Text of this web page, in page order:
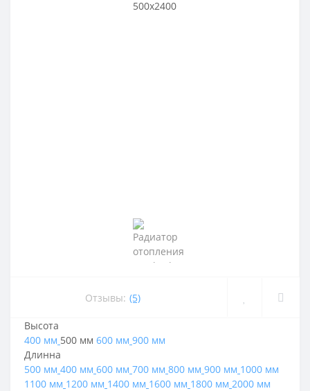
Отзывы: (5)
Высота
400 мм 500 мм 600 мм 900 мм
Длинна
500 мм 400 мм 600 мм 700 мм 800 мм 900 мм 1000 мм
1100 мм 1200 мм 1400 мм 1600 мм 1800 мм 2000 мм